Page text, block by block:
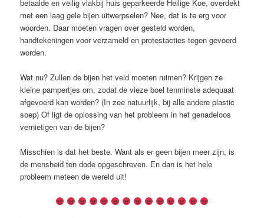
betaalde en veilig vlakbij huis geparkeerde Heilige Koe, overdekt
met een laag gele bijen uitwerpselen? Nee, dat is te erg voor
woorden. Daar moeten vragen over gesteld worden,
handtekeningen voor verzameld en protestacties tegen gevoerd
worden.
Wat nu? Zullen de bijen het veld moeten ruimen? Krijgen ze
kleine pampertjes om, zodat de vieze boel tenminste adequaat
afgevoerd kan worden? (In zee natuurlijk, bij alle andere plastic
soep) Of ligt de oplossing van het probleem in het genadeloos
vernietigen van de bijen?
Misschien is dat het beste. Want als er geen bijen meer zijn, is
de mensheid ten dode opgeschreven. En dan is het hele
probleem meteen de wereld uit!